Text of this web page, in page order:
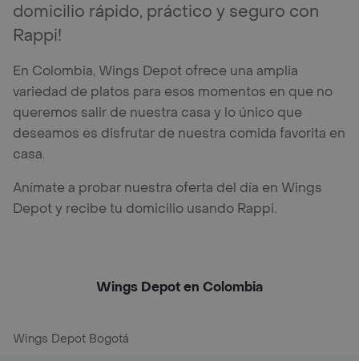
domicilio rápido, práctico y seguro con
Rappi!
En Colombia, Wings Depot ofrece una amplia
variedad de platos para esos momentos en que no
queremos salir de nuestra casa y lo único que
deseamos es disfrutar de nuestra comida favorita en
casa.
Anímate a probar nuestra oferta del día en Wings
Depot y recibe tu domicilio usando Rappi.
Wings Depot en Colombia
Wings Depot Bogotá